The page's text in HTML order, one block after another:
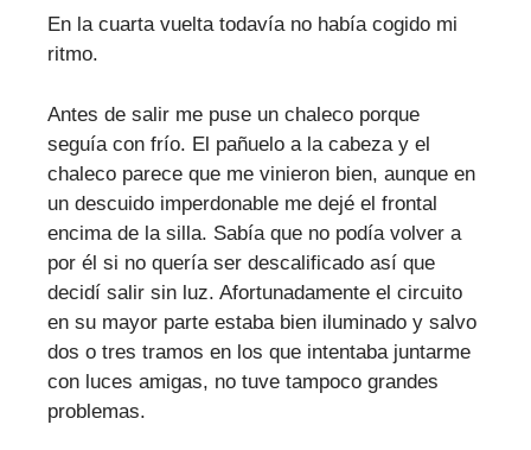
En la cuarta vuelta todavía no había cogido mi
ritmo.
Antes de salir me puse un chaleco porque
seguía con frío. El pañuelo a la cabeza y el
chaleco parece que me vinieron bien, aunque en
un descuido imperdonable me dejé el frontal
encima de la silla. Sabía que no podía volver a
por él si no quería ser descalificado así que
decidí salir sin luz. Afortunadamente el circuito
en su mayor parte estaba bien iluminado y salvo
dos o tres tramos en los que intentaba juntarme
con luces amigas, no tuve tampoco grandes
problemas.